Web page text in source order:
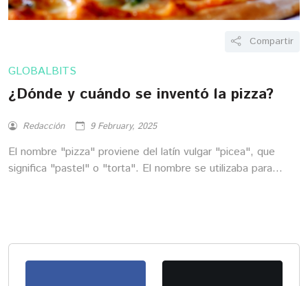
Compartir
GLOBALBITS
¿Dónde y cuándo se inventó la pizza?
Redacción 9 February, 2025
El nombre "pizza" proviene del latín vulgar "picea", que
significa "pastel" o "torta". El nombre se utilizaba para